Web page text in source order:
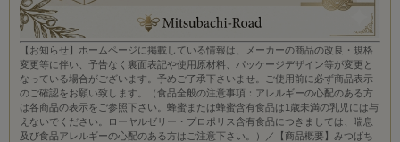
【お知らせ】ホームページに掲載している情報は、メーカーの商品の改良・規格
変更等に伴い、予告なく裏面表記や使用原材料、パッケージデザイン等が変更と
なっている場合がございます。予めご了承下さいませ。ご使用前に必ず商品表示
のご確認をお願い致します。（食品全般の注意事項：アレルギーの心配のある方
は各商品の表示をご参照下さい。蜂蜜または蜂蜜含有食品は1歳未満の乳児には与
えないでください。ローヤルゼリー・プロポリス含有食品につきましては、喘息
及び食品アレルギーの心配のある方はご注意下さい。）／【商品概要】みつばち